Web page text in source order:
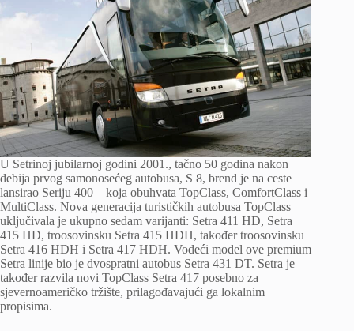
U Setrinoj jubilarnoj godini 2001., tačno 50 godina nakon
debija prvog samonosećeg autobusa, S 8, brend je na ceste
lansirao Seriju 400 – koja obuhvata TopClass, ComfortClass i
MultiClass. Nova generacija turističkih autobusa TopClass
uključivala je ukupno sedam varijanti: Setra 411 HD, Setra
415 HD, troosovinsku Setra 415 HDH, također troosovinsku
Setra 416 HDH i Setra 417 HDH. Vodeći model ove premium
Setra linije bio je dvospratni autobus Setra 431 DT. Setra je
također razvila novi TopClass Setra 417 posebno za
sjevernoameričko tržište, prilagođavajući ga lokalnim
propisima.